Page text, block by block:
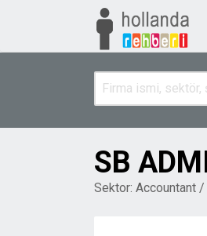
SB
Sektor: Accountant